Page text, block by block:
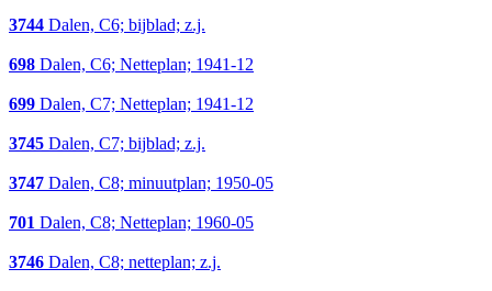
3744 Dalen, C6; bijblad; z.j.
698 Dalen, C6; Netteplan; 1941-12
699 Dalen, C7; Netteplan; 1941-12
3745 Dalen, C7; bijblad; z.j.
3747 Dalen, C8; minuutplan; 1950-05
701 Dalen, C8; Netteplan; 1960-05
3746 Dalen, C8; netteplan; z.j.